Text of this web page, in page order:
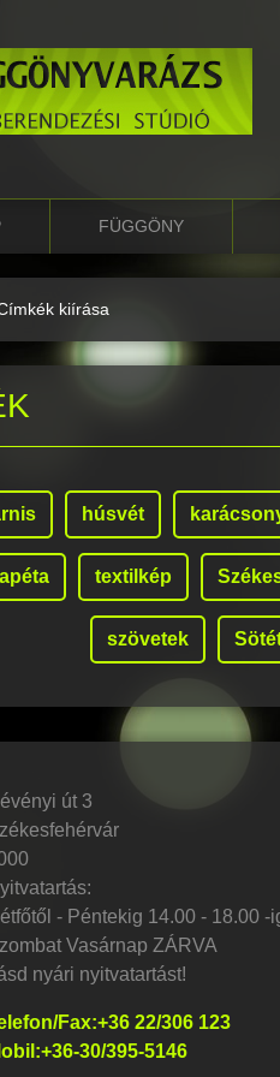
FÜGGÖNY
kiírása
húsvét
textilkép
szövetek
út 3
- Péntekig 14.00 - 18.00 -
Vasárnap ZÁRVA
nyári nyitvatartást!
Fax:+36 22/306 123
30/395-5146